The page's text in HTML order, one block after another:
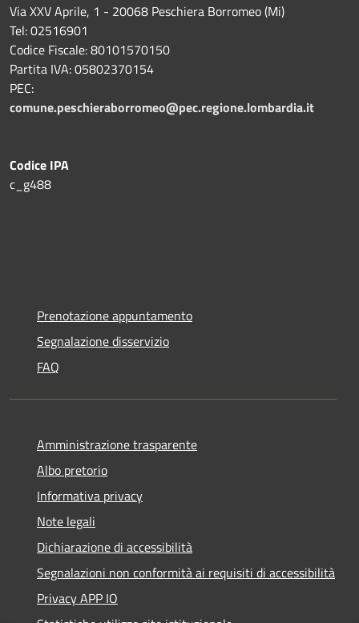
Via XXV Aprile, 1 - 20068 Peschiera Borromeo (Mi)
Tel: 02516901
Codice Fiscale: 80101570150
Partita IVA: 05802370154
PEC:
comune.peschieraborromeo@pec.regione.lombardia.it
Codice IPA
c_g488
Prenotazione appuntamento
Segnalazione disservizio
FAQ
Amministrazione trasparente
Albo pretorio
Informativa privacy
Note legali
Dichiarazione di accessibilità
Segnalazioni non conformità ai requisiti di accessibilità
Privacy APP IO